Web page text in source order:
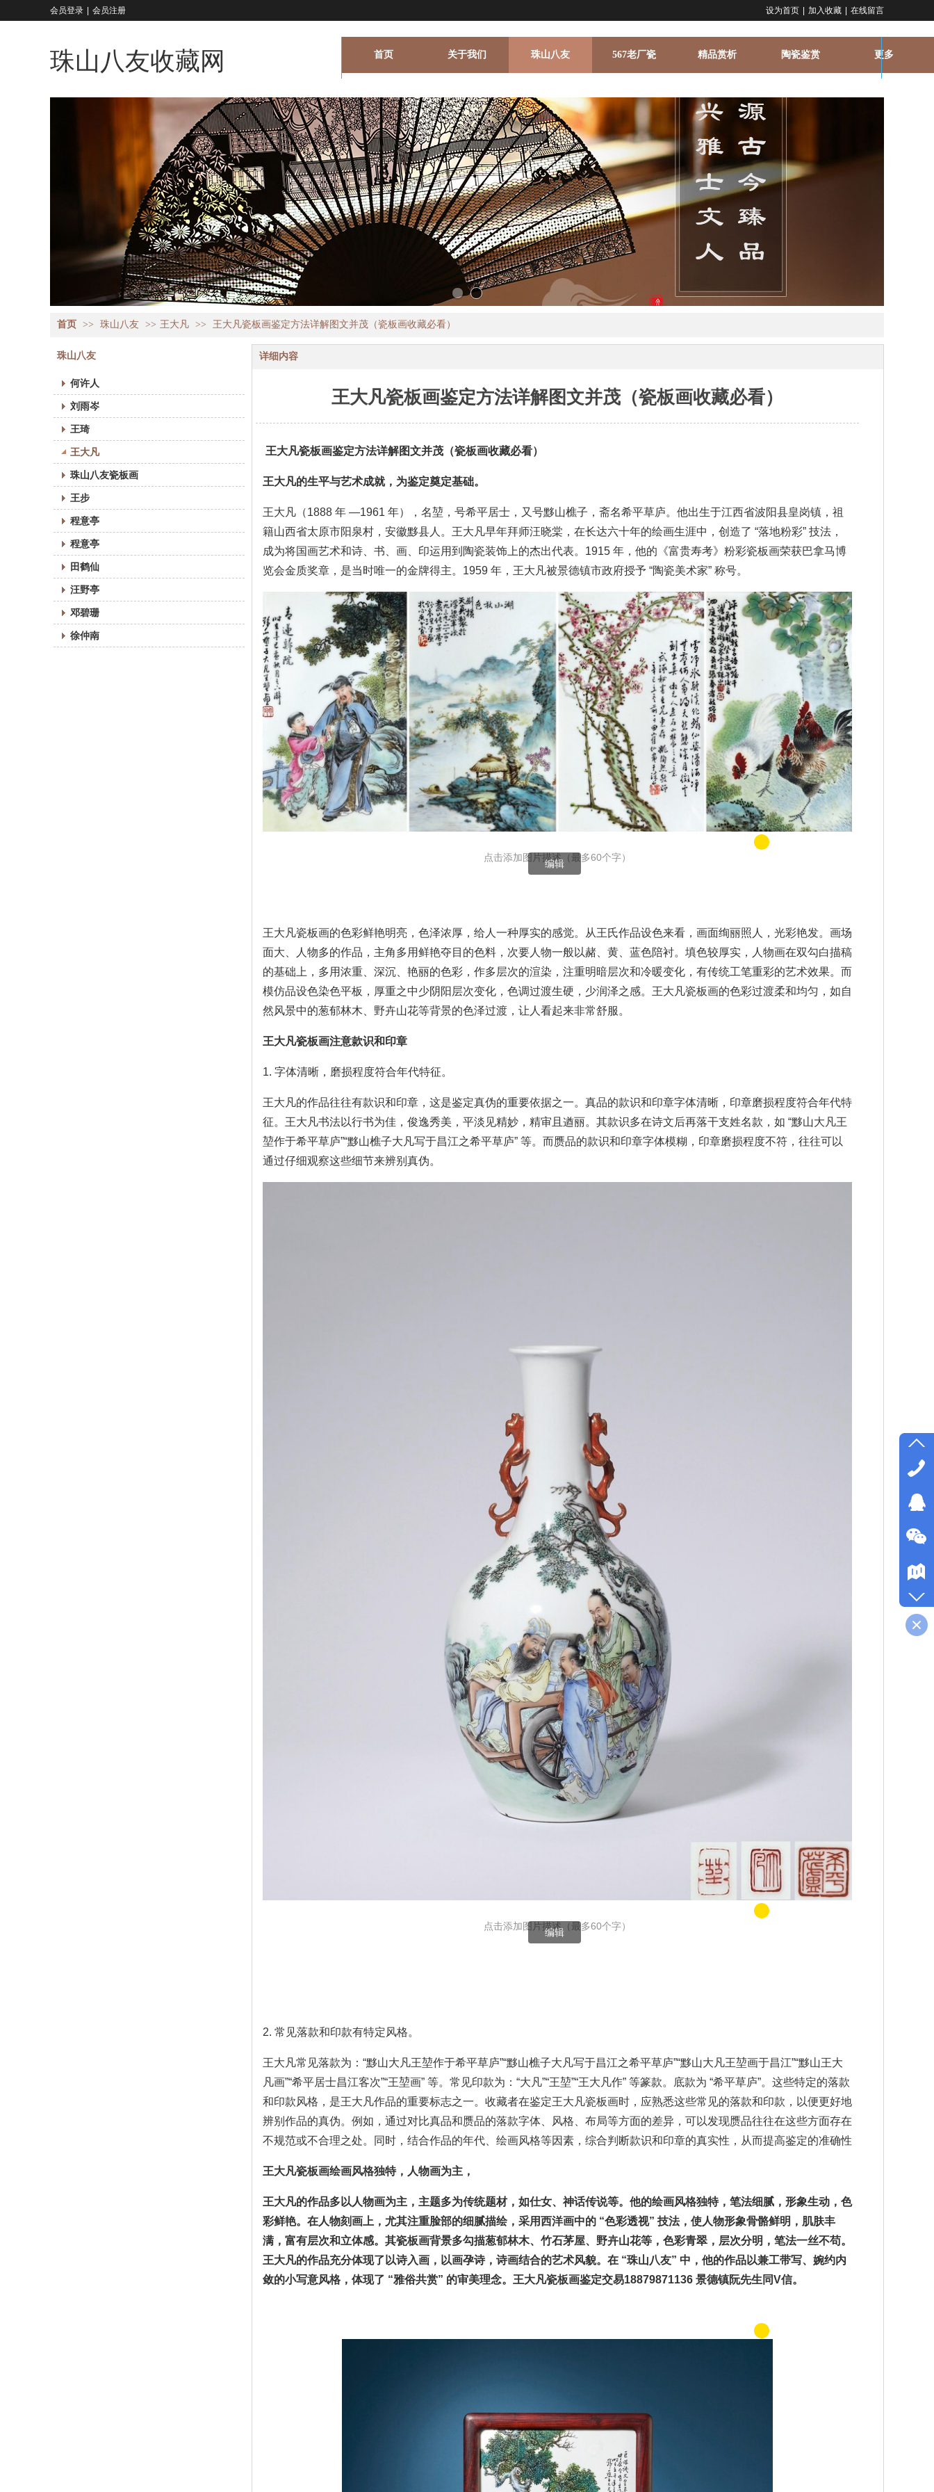
珠山八友收藏网 首页 关于我们 珠山八友 567老厂瓷 精品赏析 陶瓷鉴赏 更多
会员登录 会员注册 设为首页 加入收藏 在线留言
首页 >> 珠山八友 >> 王大凡 >> 王大凡瓷板画鉴定方法详解图文并茂（瓷板画收藏必看）
珠山八友
何许人
刘雨岑
王琦
王大凡
珠山八友瓷板画
王步
程意亭
程意亭
田鹤仙
汪野亭
邓碧珊
徐仲南
详细内容
王大凡瓷板画鉴定方法详解图文并茂（瓷板画收藏必看）
王大凡瓷板画鉴定方法详解图文并茂（瓷板画收藏必看）
王大凡的生平与艺术成就，为鉴定奠定基础。
王大凡（1888 年 —1961 年），名堃，号希平居士，又号黟山樵子，斋名希平草庐。他出生于江西省波阳县皇岗镇，祖
籍山西省太原市阳泉村，安徽黟县人。王大凡早年拜师汪晓棠，在长达六十年的绘画生涯中，创造了 “落地粉彩” 技法，
成为将国画艺术和诗、书、画、印运用到陶瓷装饰上的杰出代表。1915 年，他的《富贵寿考》粉彩瓷板画荣获巴拿马博
览会金质奖章，是当时唯一的金牌得主。1959 年，王大凡被景德镇市政府授予 “陶瓷美术家” 称号。
点击添加图片描述（最多60个字）
编辑
王大凡瓷板画的色彩鲜艳明亮，色泽浓厚，给人一种厚实的感觉。从王氏作品设色来看，画面绚丽照人，光彩艳发。画场
面大、人物多的作品，主角多用鲜艳夺目的色料，次要人物一般以赭、黄、蓝色陪衬。填色较厚实，人物画在双勾白描稿
的基础上，多用浓重、深沉、艳丽的色彩，作多层次的渲染，注重明暗层次和冷暖变化，有传统工笔重彩的艺术效果。而
模仿品设色染色平板，厚重之中少阴阳层次变化，色调过渡生硬，少润泽之感。王大凡瓷板画的色彩过渡柔和均匀，如自
然风景中的葱郁林木、野卉山花等背景的色泽过渡，让人看起来非常舒服。
王大凡瓷板画注意款识和印章
1. 字体清晰，磨损程度符合年代特征。
王大凡的作品往往有款识和印章，这是鉴定真伪的重要依据之一。真品的款识和印章字体清晰，印章磨损程度符合年代特
征。王大凡书法以行书为佳，俊逸秀美，平淡见精妙，精审且遒丽。其款识多在诗文后再落干支姓名款，如 “黟山大凡王
堃作于希平草庐”“黟山樵子大凡写于昌江之希平草庐” 等。而赝品的款识和印章字体模糊，印章磨损程度不符，往往可以
通过仔细观察这些细节来辨别真伪。
点击添加图片描述（最多60个字）
编辑
2. 常见落款和印款有特定风格。
王大凡常见落款为：“黟山大凡王堃作于希平草庐”“黟山樵子大凡写于昌江之希平草庐”“黟山大凡王堃画于昌江”“黟山王大
凡画”“希平居士昌江客次”“王堃画” 等。常见印款为：“大凡”“王堃”“王大凡作” 等篆款。底款为 “希平草庐”。这些特定的落款
和印款风格，是王大凡作品的重要标志之一。收藏者在鉴定王大凡瓷板画时，应熟悉这些常见的落款和印款，以便更好地
辨别作品的真伪。例如，通过对比真品和赝品的落款字体、风格、布局等方面的差异，可以发现赝品往往在这些方面存在
不规范或不合理之处。同时，结合作品的年代、绘画风格等因素，综合判断款识和印章的真实性，从而提高鉴定的准确性
王大凡瓷板画绘画风格独特，人物画为主，
王大凡的作品多以人物画为主，主题多为传统题材，如仕女、神话传说等。他的绘画风格独特，笔法细腻，形象生动，色
彩鲜艳。在人物刻画上，尤其注重脸部的细腻描绘，采用西洋画中的 “色彩透视” 技法，使人物形象骨骼鲜明，肌肤丰
满，富有层次和立体感。其瓷板画背景多勾描葱郁林木、竹石茅屋、野卉山花等，色彩青翠，层次分明，笔法一丝不苟。
王大凡的作品充分体现了以诗入画，以画孕诗，诗画结合的艺术风貌。在 “珠山八友” 中，他的作品以兼工带写、婉约内
敛的小写意风格，体现了 “雅俗共赏” 的审美理念。王大凡瓷板画鉴定交易18879871136 景德镇阮先生同V信。